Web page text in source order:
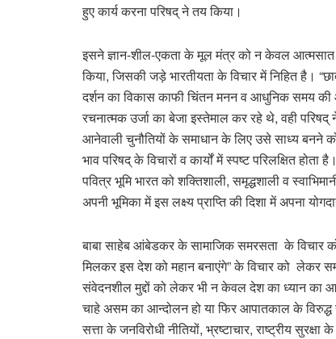
हुए कार्य करना परिषद् ने तय किया।
इसने ज्ञान-शील-एकता के मूल मंत्र को न केवल आत्मसात
किया, जिसकी जड़े भारतीयता के विचार में निहित है।
दर्शन का विकास काफी चिंतन मनन व आधुनिक समय
रचनात्मक उर्जा का बेजा इस्तेमाल कर रहे थे, वही
आनेवाली चुनौतियों के समाधान के लिए उसे साध्य बनने
भाव परिषद् के विचारों व कार्यों में स्पष्ट परिलक्षित
पवित्र भूमि भारत को शक्तिशाली, समृद्धशाली व
अपनी भूमिका में इस लक्ष्य प्राप्ति की दिशा में अपना
बाबा साहेब आंबेडकर के सामाजिक समरसता के विचार
मिलकर इस देश को महान बनाएंगे” के विचार को लेकर
संवेदनशील मुद्दों को लेकर भी न केवल देश का ध्यान का
चाहे असम का आन्दोलन हो या फिर आपातकाल के विरुद्ध
सत्ता के जनविरोधी नीतियों, भ्रष्टाचार, राष्ट्रीय